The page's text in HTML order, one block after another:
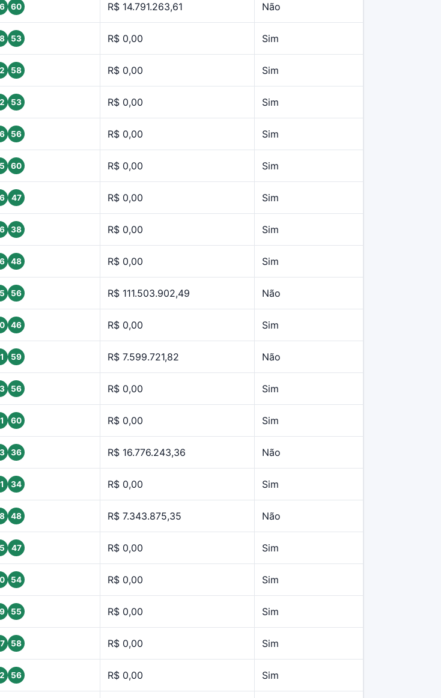
60 R$ 14.791.263,61 Não
53 R$ 0,00 Sim
58 R$ 0,00 Sim
53 R$ 0,00 Sim
56 R$ 0,00 Sim
60 R$ 0,00 Sim
47 R$ 0,00 Sim
38 R$ 0,00 Sim
48 R$ 0,00 Sim
56 R$ 111.503.902,49 Não
46 R$ 0,00 Sim
59 R$ 7.599.721,82 Não
56 R$ 0,00 Sim
60 R$ 0,00 Sim
36 R$ 16.776.243,36 Não
34 R$ 0,00 Sim
48 R$ 7.343.875,35 Não
47 R$ 0,00 Sim
54 R$ 0,00 Sim
55 R$ 0,00 Sim
58 R$ 0,00 Sim
56 R$ 0,00 Sim